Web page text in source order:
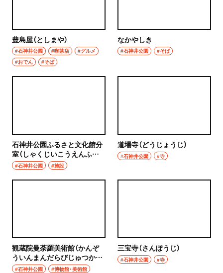
豊島屋（としまや）
#石神井公園 #喫茶店
#グルメ
#おでん
#そば
なかやしき
#石神井公園 #そば
石神井公園ふるさと文化館分
室（しゃくじいこうえんふる
さとぶんかかんぶんしつ）
#石神井公園 #施設
道場寺（どうじょうじ）
#石神井公園 #寺
観蔵院曼荼羅美術館（かんぞ
ういんまんだらびじゅつか
ん）
#石神井公園 #博物館・美術館
三宝寺（さんぽうじ）
#石神井公園 #寺